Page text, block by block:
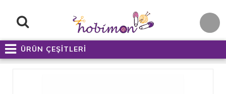
ÜRÜN ÇEŞİTLERİ